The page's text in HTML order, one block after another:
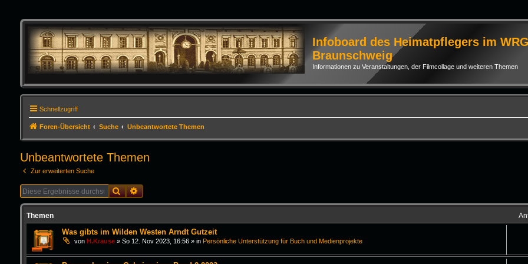
Infoboard des Heimatpflegers im WRG
Braunschweig
Informationen zu Veranstaltungen, der Filmcollage und weiteren Themen
Schnellzugriff
Foren-Übersicht Suche Unbeantwortete Themen
Unbeantwortete Themen
Zur erweiterten Suche
SucheErweiterte Suche
Themen
Was gibts im Wilden Westen Arndt Gutzeit
von H.Krause» So 12. Nov 2023, 16:56» in Persönliche Unterstützung für Buch und Medienprojekte